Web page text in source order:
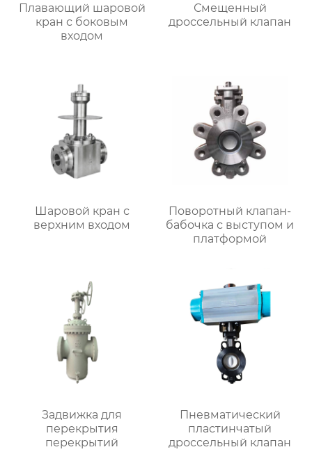
Плавающий шаровой
кран с боковым
входом
Смещенный
дроссельный клапан
Шаровой кран с
верхним входом
Поворотный клапан-
бабочка с выступом и
платформой
Задвижка для
перекрытия
перекрытий
Пневматический
пластинчатый
дроссельный клапан